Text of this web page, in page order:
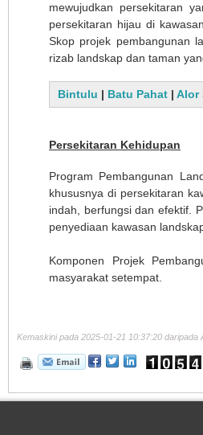
mewujudkan persekitaran
persekitaran hijau di
Skop projek pembangunan
rizab landskap dan taman
Bintulu | Batu Pahat | Alor
Persekitaran Kehidupan
Program Pembangunan
khususnya di persekitaran
indah, berfungsi dan efektif.
penyediaan kawasan
Komponen Projek
masyarakat setempat.
Kemaskini pada 2025-01-21 10:37:20 daripada